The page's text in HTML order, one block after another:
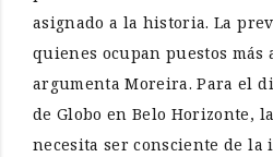
asignado a la historia. La
quienes ocupan puestos
argumenta Moreira. Para el
de Globo en Belo Horizonte,
necesita ser consciente de la